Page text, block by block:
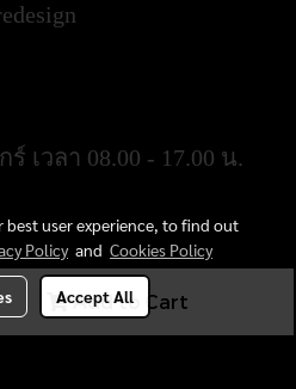
Add to Cart
เวลา 08.00 - 17.00 น.
best user experience, to find out
Policyand Cookies Policy
Accept All